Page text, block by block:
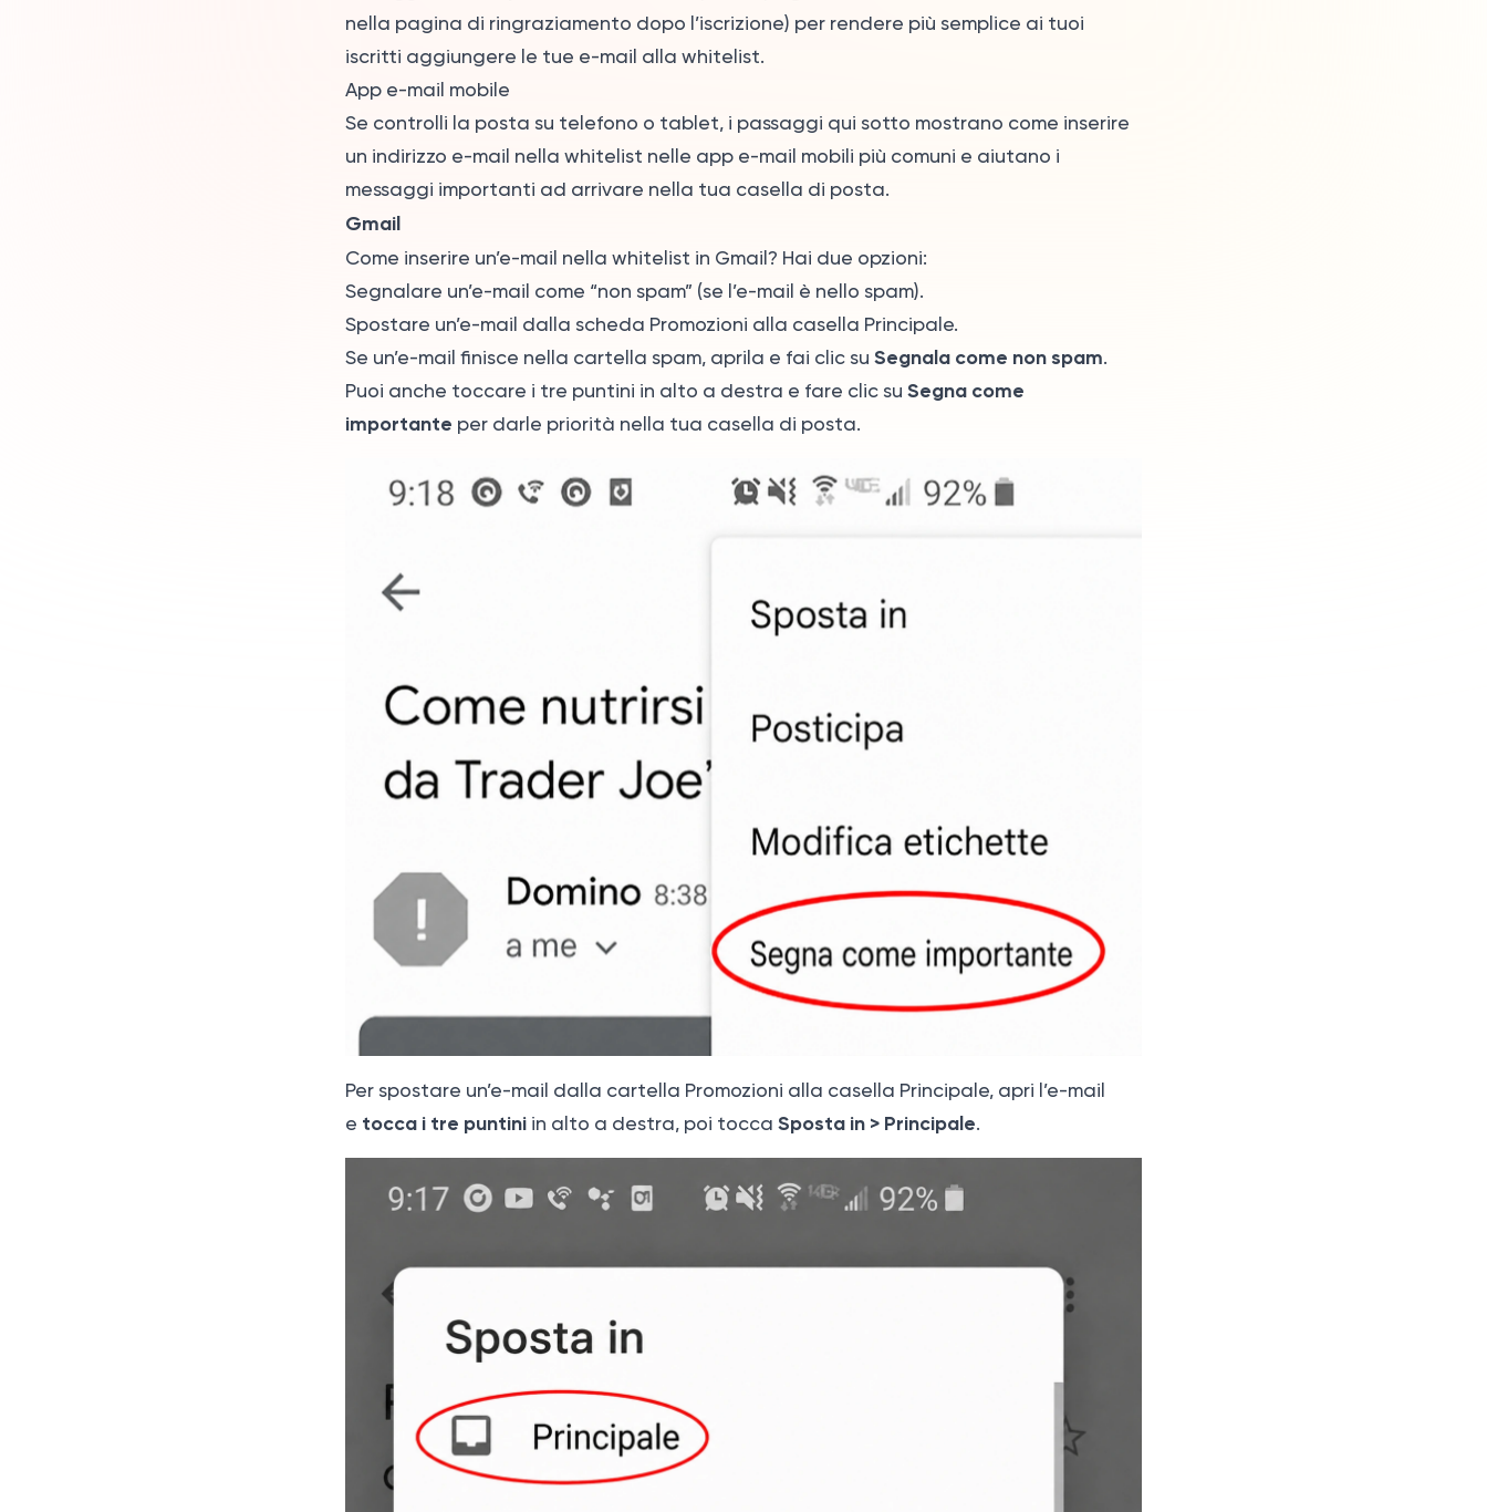
nella pagina di ringraziamento dopo l’iscrizione) per rendere più semplice ai tuoi
iscritti aggiungere le tue e-mail alla whitelist.
App e-mail mobile
Se controlli la posta su telefono o tablet, i passaggi qui sotto mostrano come inserire
un indirizzo e-mail nella whitelist nelle app e-mail mobili più comuni e aiutano i
messaggi importanti ad arrivare nella tua casella di posta.
Gmail
Come inserire un’e-mail nella whitelist in Gmail? Hai due opzioni:
Segnalare un’e-mail come “non spam” (se l’e-mail è nello spam).
Spostare un’e-mail dalla scheda Promozioni alla casella Principale.
Se un’e-mail finisce nella cartella spam, aprila e fai clic su Segnala come non spam.
Puoi anche toccare i tre puntini in alto a destra e fare clic su Segna come
importante per darle priorità nella tua casella di posta.
Per spostare un’e-mail dalla cartella Promozioni alla casella Principale, apri l’e-mail
e tocca i tre puntini in alto a destra, poi tocca Sposta in > Principale.